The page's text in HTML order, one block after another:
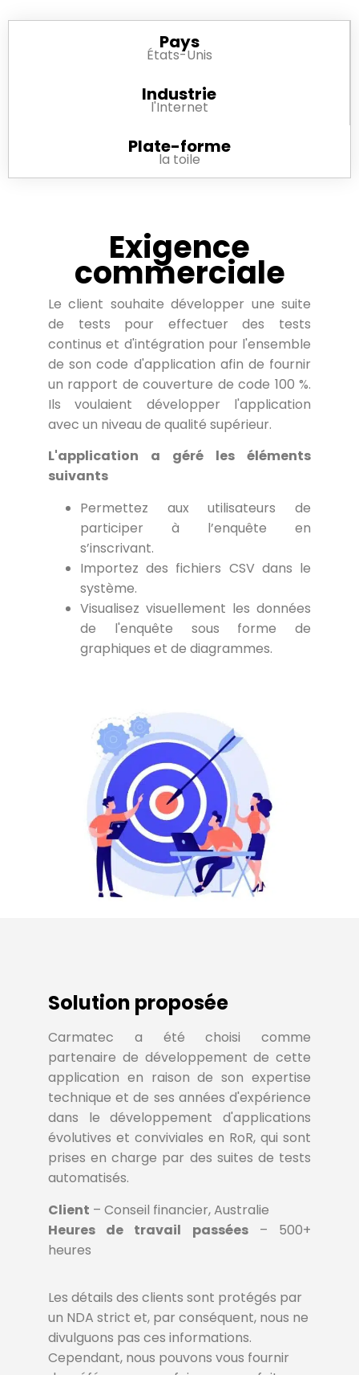
Pays
États-Unis
Industrie
l'Internet
Plate-forme
la toile
Exigence
commerciale
Le client souhaite développer une suite
de tests pour effectuer des tests
continus et d'intégration pour l'ensemble
de son code d'application afin de fournir
un rapport de couverture de code 100 %.
Ils voulaient développer l'application
avec un niveau de qualité supérieur.
L'application a géré les éléments
suivants
Permettez aux utilisateurs de
participer à l’enquête en
s’inscrivant.
Importez des fichiers CSV dans le
système.
Visualisez visuellement les données
de l'enquête sous forme de
graphiques et de diagrammes.
Solution proposée
Carmatec a été choisi comme
partenaire de développement de cette
application en raison de son expertise
technique et de ses années d'expérience
dans le développement d'applications
évolutives et conviviales en RoR, qui sont
prises en charge par des suites de tests
automatisés.
Client – Conseil financier, Australie
Heures de travail passées– 500+
heures
Les détails des clients sont protégés par
un NDA strict et, par conséquent, nous ne
divulguons pas ces informations.
Cependant, nous pouvons vous fournir